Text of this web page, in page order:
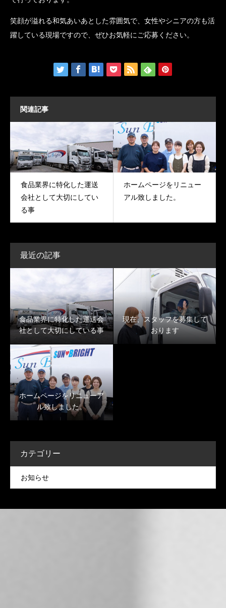
笑顔が溢れる和気あいあとした雰囲気で、女性やシニアの方も活
躍している現場ですので、ぜひお気軽にご応募ください。
関連記事
食品業界に特化した運送
会社として大切にしてい
る事
ホームページをリニュー
アル致しました。
最近の記事
食品業界に特化した運送会
社として大切にしている事
現在、スタッフを募集して
おります
ホームページをリニューア
ル致しました。
カテゴリー
お知らせ